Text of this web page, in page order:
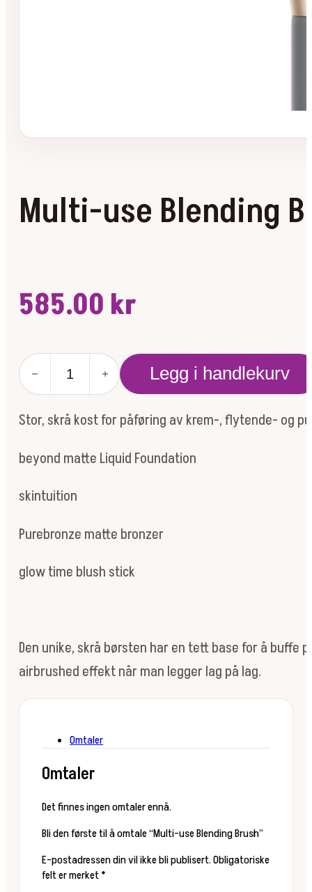
Multi-use Blending
585.00 kr
Multi-
use
Blending
antall
Legg i handlekurv
Stor, skrå kost for påføring av krem-, flytende- og
beyond matte Liquid Foundation
skintuition
Purebronze matte bronzer
glow time blush stick
Den unike, skrå børsten har en tett base for å buffe
airbrushed effekt når man legger lag på lag.
Omtaler
Omtaler
Det finnes ingen omtaler ennå.
Bli den første til å omtale “Multi-use Blending Brush”
E-postadressen din vil ikke bli publisert.Obligatoriske
felt er merket*